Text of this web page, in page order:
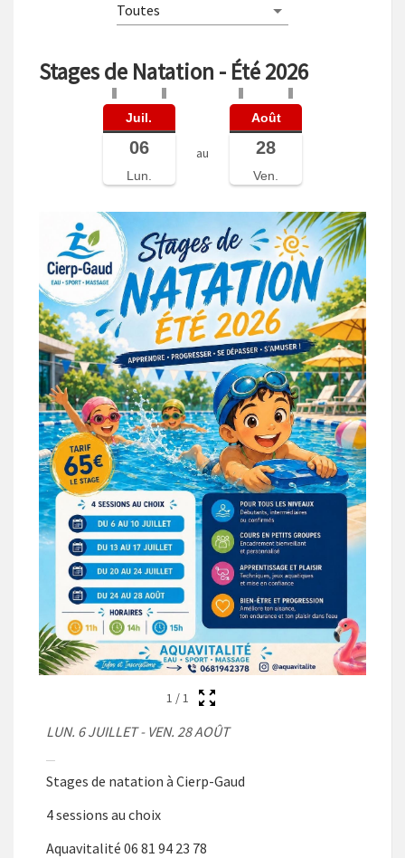
Stages de Natation - Été 2026
Juil.
06
Lun.
au
Août
28
Ven.
1 /1
LUN. 6 JUILLET - VEN. 28 AOÛT
Stages de natation à Cierp-Gaud
4 sessions au choix
Aquavitalité 06 81 94 23 78